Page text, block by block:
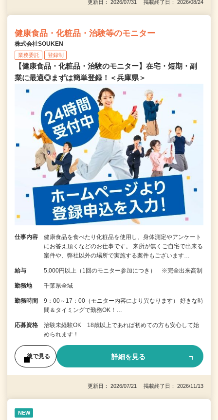
更新日： 2026/07/31 掲載終了日： 2026/08/24
健康食品・化粧品・治験等のモニター
株式会社SOUKEN
業務委託 登録制
【健康食品・化粧品・治験のモニター】在宅・短期・副
業に最適◎まずは簡単登録！＜兵庫県＞
仕事内容
健康食品を食べたり化粧品を使用し、身体測定やアンケート
にお答え頂くなどのお仕事です。 来所が無くご自宅で出来る
案件や、弊社以外の場所で実施する案件もございます…
給与 5,000円以上（1回のモニター参加につき） ※完全出来高制
勤務地 千葉県全域
勤務時間
9：00～17：00（モニター内容により異なります） 好きな時
間＆タイミングで勤務OK！…
応募資格
治験未経験OK 18歳以上であれば初めての方も安心して始
められます！
後で見る 詳細を見る
更新日： 2026/07/21 掲載終了日： 2026/11/13
NEW